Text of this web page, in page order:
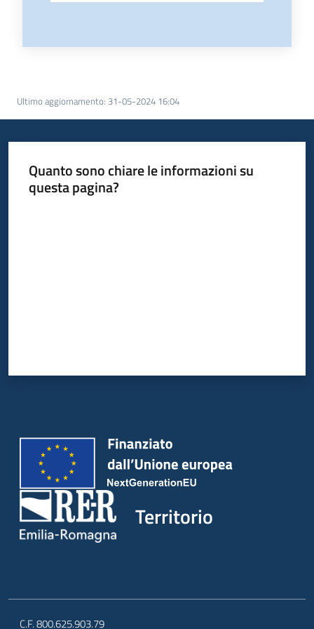
Ultimo aggiornamento: 31-05-2024 16:04
Quanto sono chiare le informazioni su
questa pagina?
Territorio
C.F. 800.625.903.79